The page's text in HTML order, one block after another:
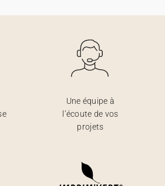
Une équipe à
l’écoute de vos
projets